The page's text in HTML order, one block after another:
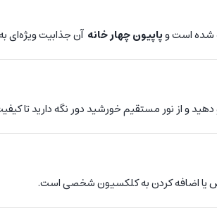
شده است وپاپیون چهار خانه آن جذابیت ویژه‌ای
و از نور مستقیم خورشید دور نگه دارید تا
یا اضافه کردن به کلکسیون شخصی است.